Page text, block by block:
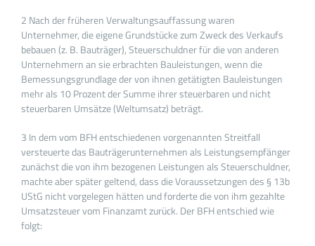
2 Nach der früheren Verwaltungsauffassung waren
Unternehmer, die eigene Grundstücke zum Zweck des Verkaufs
bebauen (z. B. Bauträger), Steuerschuldner für die von anderen
Unternehmern an sie erbrachten Bauleistungen, wenn die
Bemessungsgrundlage der von ihnen getätigten Bauleistungen
mehr als 10 Prozent der Summe ihrer steuerbaren und nicht
steuerbaren Umsätze (Weltumsatz) beträgt.
3 In dem vom BFH entschiedenen vorgenannten Streitfall
versteuerte das Bauträgerunternehmen als Leistungsempfänger
zunächst die von ihm bezogenen Leistungen als Steuerschuldner,
machte aber später geltend, dass die Voraussetzungen des § 13b
UStG nicht vorgelegen hätten und forderte die von ihm gezahlte
Umsatzsteuer vom Finanzamt zurück. Der BFH entschied wie
folgt: